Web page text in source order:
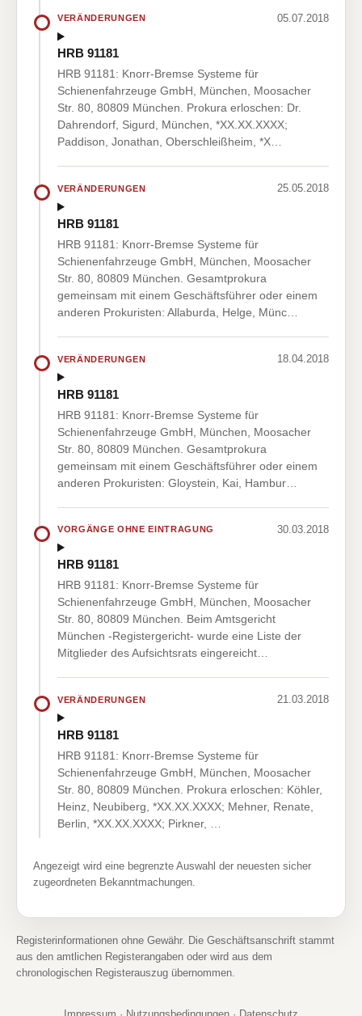
VERÄNDERUNGEN 05.07.2018
HRB 91181
HRB 91181: Knorr-Bremse Systeme für
Schienenfahrzeuge GmbH, München, Moosacher
Str. 80, 80809 München. Prokura erloschen: Dr.
Dahrendorf, Sigurd, München, *XX.XX.XXXX;
Paddison, Jonathan, Oberschleißheim, *X…
VERÄNDERUNGEN 25.05.2018
HRB 91181
HRB 91181: Knorr-Bremse Systeme für
Schienenfahrzeuge GmbH, München, Moosacher
Str. 80, 80809 München. Gesamtprokura
gemeinsam mit einem Geschäftsführer oder einem
anderen Prokuristen: Allaburda, Helge, Münc…
VERÄNDERUNGEN 18.04.2018
HRB 91181
HRB 91181: Knorr-Bremse Systeme für
Schienenfahrzeuge GmbH, München, Moosacher
Str. 80, 80809 München. Gesamtprokura
gemeinsam mit einem Geschäftsführer oder einem
anderen Prokuristen: Gloystein, Kai, Hambur…
VORGÄNGE OHNE EINTRAGUNG 30.03.2018
HRB 91181
HRB 91181: Knorr-Bremse Systeme für
Schienenfahrzeuge GmbH, München, Moosacher
Str. 80, 80809 München. Beim Amtsgericht
München -Registergericht- wurde eine Liste der
Mitglieder des Aufsichtsrats eingereicht…
VERÄNDERUNGEN 21.03.2018
HRB 91181
HRB 91181: Knorr-Bremse Systeme für
Schienenfahrzeuge GmbH, München, Moosacher
Str. 80, 80809 München. Prokura erloschen: Köhler,
Heinz, Neubiberg, *XX.XX.XXXX; Mehner, Renate,
Berlin, *XX.XX.XXXX; Pirkner, …
Angezeigt wird eine begrenzte Auswahl der neuesten sicher
zugeordneten Bekanntmachungen.
Registerinformationen ohne Gewähr. Die Geschäftsanschrift stammt
aus den amtlichen Registerangaben oder wird aus dem
chronologischen Registerauszug übernommen.